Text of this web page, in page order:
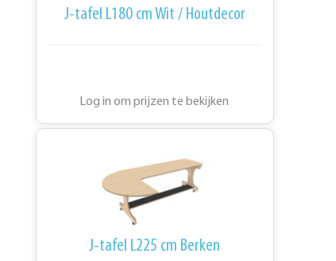
J-tafel L180 cm Wit / Houtdecor
Log in om prijzen te bekijken
J-tafel L225 cm Berken